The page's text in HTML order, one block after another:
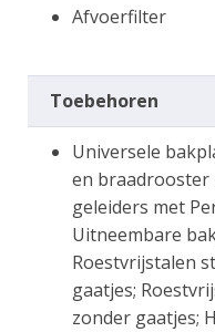
Afvoerfilter
Toebehoren
Universele
en braadrooster
geleiders met
Uitneembare
Roestvrijstalen
gaatjes;
zonder gaatjes;